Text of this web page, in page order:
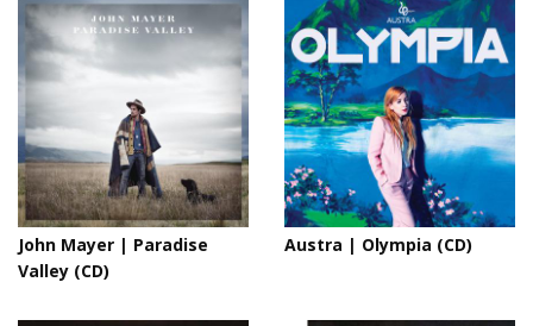
John Mayer | Paradise
Valley (CD)
Austra | Olympia (CD)